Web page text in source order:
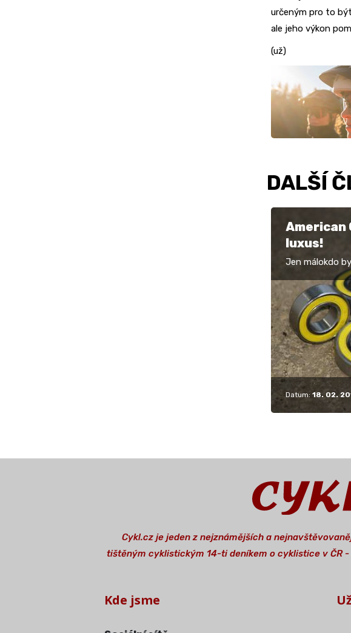
určeným pro to
ale jeho výkon
(už)
DALŠÍ
American
luxus!
Jen málokdo
mezi luxusní
nábojů
dnes dají…
Datum: 18. 02.
Cykl.cz je jeden z nejznámějších a
tištěným cyklistickým 14-ti deníkem o cyklistice v ČR
Kde jsme